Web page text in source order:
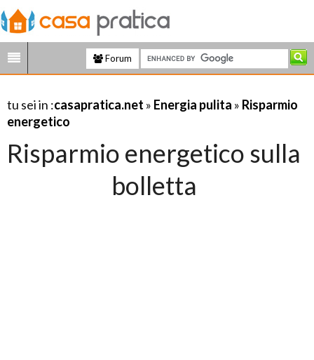
Forum
tu sei in :casapratica.net » Energia pulita » Risparmio
energetico
Risparmio energetico sulla
bolletta